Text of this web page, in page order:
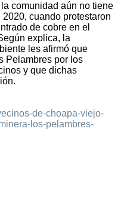
comunidad aún no tiene
cuando protestaron
de cobre en el
explica, la
les afirmó que
Pelambres por los
y que dichas
de-choapa-viejo-
los-pelambres-